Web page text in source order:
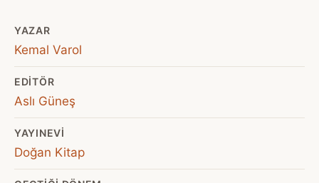
YAZAR
Kemal Varol
EDITÖR
Aslı Güneş
YAYINEVI
Doğan Kitap